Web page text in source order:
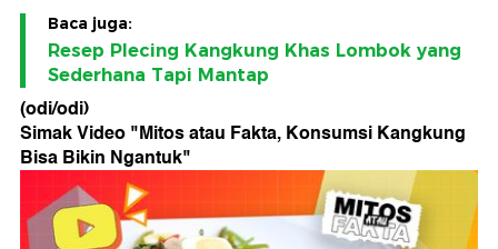
Baca juga:
Resep Plecing Kangkung Khas Lombok yang
Sederhana Tapi Mantap
(odi/odi)
Simak Video "Mitos atau Fakta, Konsumsi Kangkung
Bisa Bikin Ngantuk"